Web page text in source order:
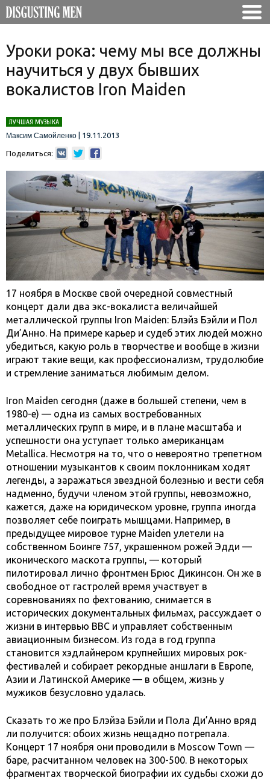
Уроки рока: чему мы все должны
научиться у двух бывших
вокалистов Iron Maiden
ЛУЧШАЯ МУЗЫКА
Максим Самойленко
19.11.2013
Поделиться:
17 ноября в Москве свой очередной совместный
концерт дали два экс-вокалиста величайшей
металлической группы Iron Maiden: Блэйз Бэйли и Пол
Ди’Анно. На примере карьер и судеб этих людей можно
убедиться, какую роль в творчестве и вообще в жизни
играют такие вещи, как профессионализм, трудолюбие
и стремление заниматься любимым делом.
Iron Maiden сегодня (даже в большей степени, чем в
1980-е) — одна из самых востребованных
металлических групп в мире, и в плане масштаба и
успешности она уступает только американцам
Metallica. Несмотря на то, что о невероятно трепетном
отношении музыкантов к своим поклонникам ходят
легенды, а заражаться звездной болезнью и вести себя
надменно, будучи членом этой группы, невозможно,
кажется, даже на юридическом уровне, группа иногда
позволяет себе поиграть мышцами. Например, в
предыдущее мировое турне Maiden улетели на
собственном Боинге 757, украшенном рожей Эдди —
иконического маскота группы, — который
пилотировал лично фронтмен Брюс Дикинсон. Он же в
свободное от гастролей время участвует в
соревнованиях по фехтованию, снимается в
исторических документальных фильмах, рассуждает о
жизни в интервью BBC и управляет собственным
авиационным бизнесом. Из года в год группа
становится хэдлайнером крупнейших мировых рок-
фестивалей и собирает рекордные аншлаги в Европе,
Азии и Латинской Америке — в общем, жизнь у
мужиков безусловно удалась.
Сказать то же про Блэйза Бэйли и Пола Ди’Анно вряд
ли получится: обоих жизнь нещадно потрепала.
Концерт 17 ноября они проводили в Moscow Town —
баре, расчитанном человек на 300-500. В некоторых
фрагментах творческой биографии их судьбы схожи до